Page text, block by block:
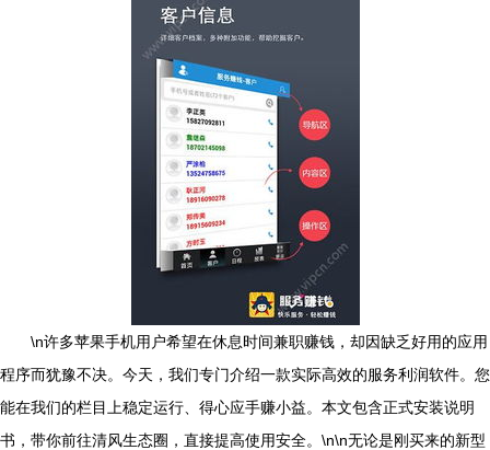
\n许多苹果手机用户希望在休息时间兼职赚钱，却因缺乏好用的应用
程序而犹豫不决。今天，我们专门介绍一款实际高效的服务利润软件。您
能在我们的栏目上稳定运行、得心应手赚小益。本文包含正式安装说明
书，带你前往清风生态圈，直接提高使用安全。\n\n无论是刚买来的新型